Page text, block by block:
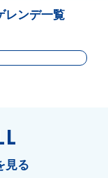
レンデ一覧
見る